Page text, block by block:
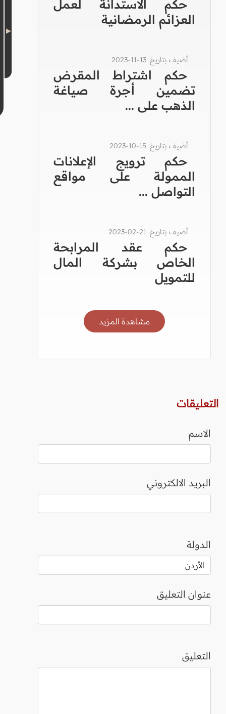
حكم الاستدانة لعمل
العزائم الرمضانية
أضيف بتاريخ: 13-11-2023
حكم اشتراط المقرض
تضمين أجرة صياغة
الذهب على ...
أضيف بتاريخ: 15-10-2023
حكم ترويج الإعلانات
الممولة على مواقع
التواصل ...
أضيف بتاريخ: 21-02-2023
حكم عقد المرابحة
الخاص بشركة المال
للتمويل
مشاهدة المزيد
التعليقات
الاسم
البريد الالكتروني
الدولة
عنوان التعليق
التعليق